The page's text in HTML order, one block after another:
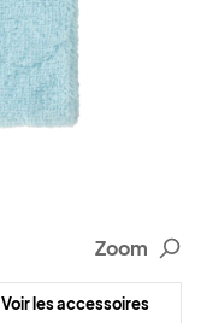
Zoom
Voir les accessoires